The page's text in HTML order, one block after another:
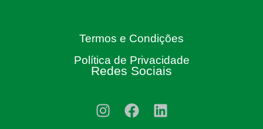
Termos e Condições
Política de Privacidade
Redes Sociais